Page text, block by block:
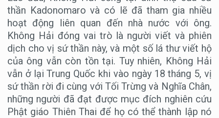
thần Kadonomaro và có lẽ đã tham gia nhiều
hoạt động liên quan đến nhà nước với ông.
Không Hải đóng vai trò là người viết và phiên
dịch cho vị sứ thần này, và một số lá thư viết hộ
của ông vẫn còn tồn tại. Tuy nhiên, Không Hải
vẫn ở lại Trung Quốc khi vào ngày 18 tháng 5, vị
sứ thần rời đi cùng với Tối Trừng và Nghĩa Chân,
những người đã đạt được mục đích nghiên cứu
Phật giáo Thiên Thai để họ có thể thành lập nó